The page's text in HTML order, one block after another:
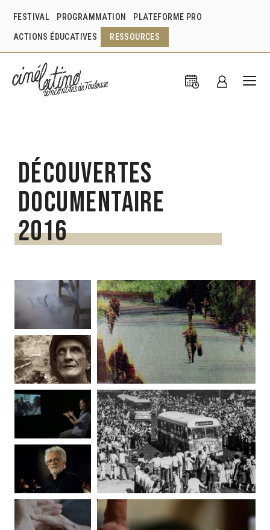
FESTIVAL PROGRAMMATION PLATEFORME PRO
ACTIONS ÉDUCATIVES RESSOURCES
Découvertes
Documentaire
2016